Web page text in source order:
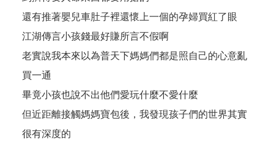
還有推著嬰兒車肚子裡還懷上一個的孕婦買紅了眼
江湖傳言小孩錢最好賺所言不假啊
老實說我本來以為普天下媽媽們都是照自己的心意亂
買一通
畢竟小孩也說不出他們愛玩什麼不愛什麼
但近距離接觸媽媽寶包後，我發現孩子們的世界其實
很有深度的